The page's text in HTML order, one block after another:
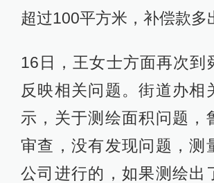
超过100平方米，补偿款多
16日，王女士方面再次到
反映相关问题。街道办相
示，关于测绘面积问题，
审查，没有发现问题，测
公司进行的，如果测绘出